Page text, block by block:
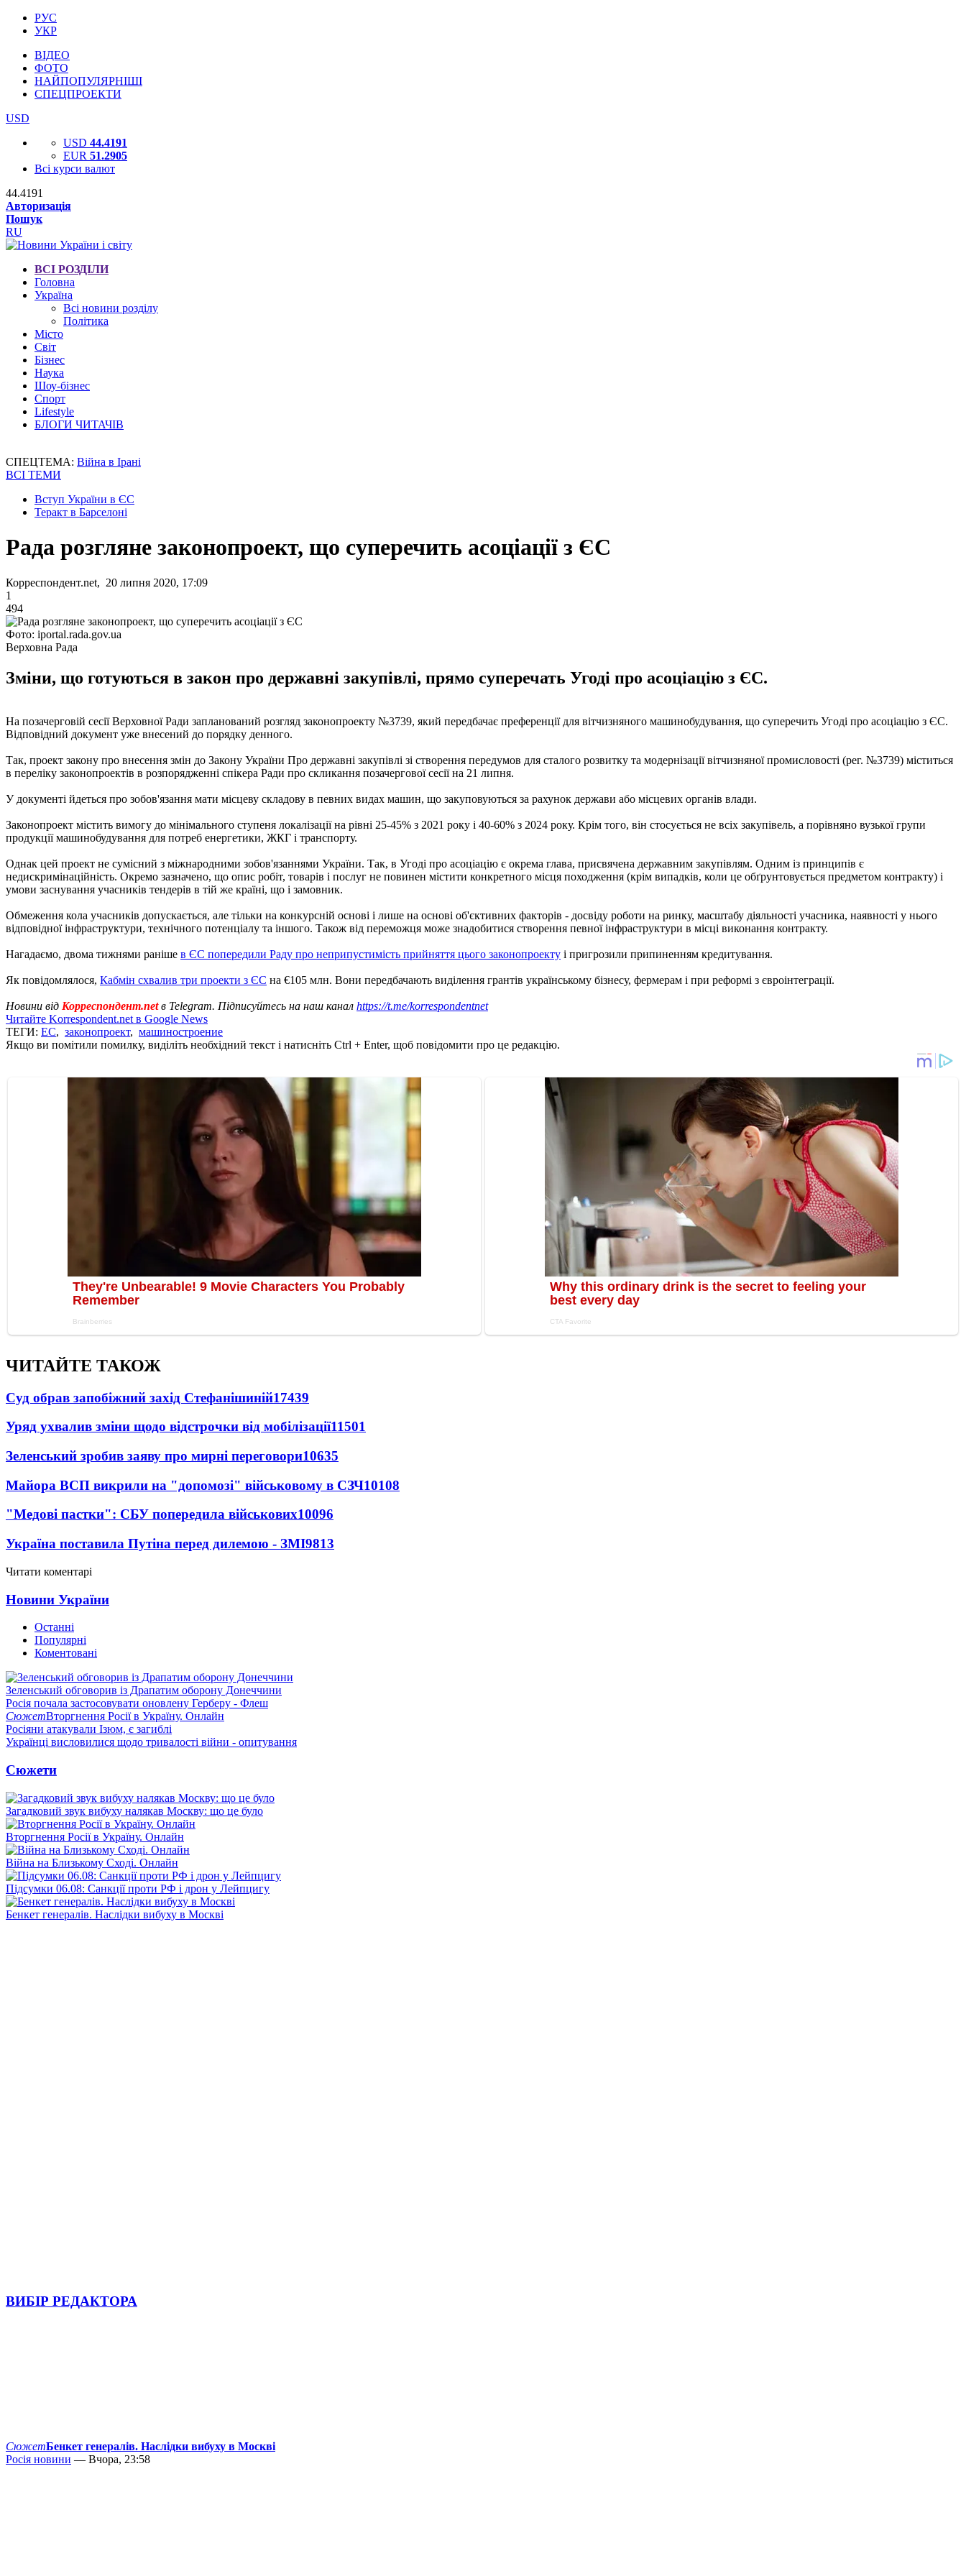
РУС
УКР
ВІДЕО
ФОТО
НАЙПОПУЛЯРНІШІ
СПЕЦПРОЕКТИ
USD
USD 44.4191
EUR 51.2905
Всі курси валют
44.4191
Авторизація
Пошук
RU
ВСІ РОЗДІЛИ
Головна
Україна
Всі новини розділу
Політика
Місто
Світ
Бізнес
Наука
Шоу-бізнес
Спорт
Lifestyle
БЛОГИ ЧИТАЧІВ
СПЕЦТЕМА: Війна в Ірані
ВСІ ТЕМИ
Вступ України в ЄС
Теракт в Барселоні
Рада розгляне законопроект, що суперечить асоціації з ЄС
Корреспондент.net, 20 липня 2020, 17:09
1
494
Фото: iportal.rada.gov.ua
Верховна Рада
Зміни, що готуються в закон про державні закупівлі, прямо суперечать Угоді про асоціацію з ЄС.
На позачерговій сесії Верховної Ради запланований розгляд законопроекту №3739, який передбачає преференції для вітчизняного машинобудування, що суперечить Угоді про асоціацію з ЄС.
Відповідний документ уже внесений до порядку денного.
Так, проект закону про внесення змін до Закону України Про державні закупівлі зі створення передумов для сталого розвитку та модернізації вітчизняної промисловості (рег. №3739) міститься
в переліку законопроектів в розпорядженні спікера Ради про скликання позачергової сесії на 21 липня.
У документі йдеться про зобов'язання мати місцеву складову в певних видах машин, що закуповуються за рахунок держави або місцевих органів влади.
Законопроект містить вимогу до мінімального ступеня локалізації на рівні 25-45% з 2021 року і 40-60% з 2024 року. Крім того, він стосується не всіх закупівель, а порівняно вузької групи
продукції машинобудування для потреб енергетики, ЖКГ і транспорту.
Однак цей проект не сумісний з міжнародними зобов'язаннями України. Так, в Угоді про асоціацію є окрема глава, присвячена державним закупівлям. Одним із принципів є
недискримінаційність. Окремо зазначено, що опис робіт, товарів і послуг не повинен містити конкретного місця походження (крім випадків, коли це обґрунтовується предметом контракту) і
умови заснування учасників тендерів в тій же країні, що і замовник.
Обмеження кола учасників допускається, але тільки на конкурсній основі і лише на основі об'єктивних факторів - досвіду роботи на ринку, масштабу діяльності учасника, наявності у нього
відповідної інфраструктури, технічного потенціалу та іншого. Також від переможця може знадобитися створення певної інфраструктури в місці виконання контракту.
Нагадаємо, двома тижнями раніше в ЄС попередили Раду про неприпустимість прийняття цього законопроекту і пригрозили припиненням кредитування.
Як повідомлялося, Кабмін схвалив три проекти з ЄС на €105 млн. Вони передбачають виділення грантів українському бізнесу, фермерам і при реформі з євроінтеграції.
Новини від Корреспондент.netв Telegram. Підписуйтесь на наш канал https://t.me/korrespondentnet
Читайте Korrespondent.net в Google News
ТЕГИ: ЕС, законопроект, машиностроение
Якщо ви помітили помилку, виділіть необхідний текст і натисніть Ctrl + Enter, щоб повідомити про це редакцію.
ЧИТАЙТЕ ТАКОЖ
Суд обрав запобіжний захід Стефанішиній17439
Уряд ухвалив зміни щодо відстрочки від мобілізації11501
Зеленський зробив заяву про мирні переговори10635
Майора ВСП викрили на "допомозі" військовому в СЗЧ10108
"Медові пастки": СБУ попередила військових10096
Україна поставила Путіна перед дилемою - ЗМІ9813
Читати коментарі
Новини України
Останні
Популярні
Коментовані
Зеленський обговорив із Драпатим оборону Донеччини
Росія почала застосовувати оновлену Герберу - Флеш
СюжетВторгнення Росії в Україну. Онлайн
Росіяни атакували Ізюм, є загиблі
Українці висловилися щодо тривалості війни - опитування
Сюжети
Загадковий звук вибуху налякав Москву: що це було
Вторгнення Росії в Україну. Онлайн
Війна на Близькому Сході. Онлайн
Підсумки 06.08: Санкції проти РФ і дрон у Лейпцигу
Бенкет генералів. Наслідки вибуху в Москві
ВИБІР РЕДАКТОРА
СюжетБенкет генералів. Наслідки вибуху в Москві
Росія новини — Вчора, 23:58